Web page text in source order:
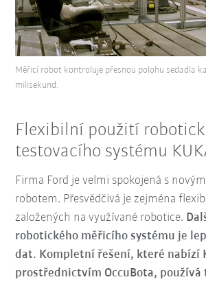
Měřicí robot kontroluje přesnou polohu sedadla
milisekund.
Flexibilní použití
testovacího systému
Firma Ford je velmi spokojená s
robotem. Přesvědčivá je zejména
založených na využívané robotice.
robotického měřicího systému je
dat. Kompletní řešení, které nabízí
prostřednictvím OccuBota, používá